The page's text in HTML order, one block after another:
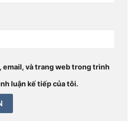
email, và trang web trong trình
luận kế tiếp của tôi.